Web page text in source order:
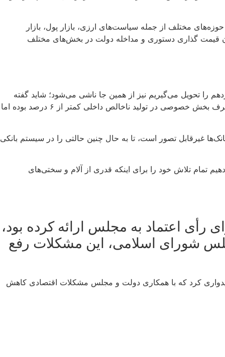
مختلف از جمله سیاست‌های ارزی، بازار پول، بازار
قیمت گذاری دستوری و مداخله دولت در بخش‌های مختلف
غیرنفتی قطعاً ناشی از حکمرانی غلط است و یا اینکه با ۳۵ درصد تورم دولت چهاردهم را تحویل می‌گیریم نیز از همین جا ناشی می‌شود؛ شاید گفته
شود که قبلاً پیش از این بوده اما این رقم بسیار بالایی است چرا که ۵ سال پشت سر هم تورم ۴۰ درصد داشته‌ایم. همچنین رشد هزینه مصرف بخش خصوصی در تولید ناخالص داخلی کمتر از ۶ درصد بوده اما
غیرقابل تصور است، تا به حال چنین حالتی را در سیستم بانکی
تمام تلاش خود را برای اینکه قدری از آلام و سختی‌های
و برای رأی اعتماد به مجلس ارائه کرده بود،
شورای اسلامی، این مشکلات رفع
کرد که با همکاری دولت و مجلس مشکلات اقتصادی کاهش